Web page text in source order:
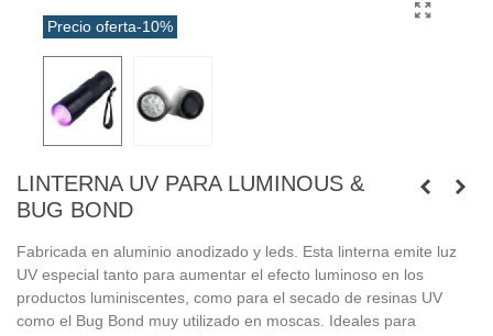
Precio oferta-10%
LINTERNA UV PARA LUMINOUS &
BUG BOND
Fabricada en aluminio anodizado y leds. Esta linterna emite luz
UV especial tanto para aumentar el efecto luminoso en los
productos luminiscentes, como para el secado de resinas UV
como el Bug Bond muy utilizado en moscas. Ideales para